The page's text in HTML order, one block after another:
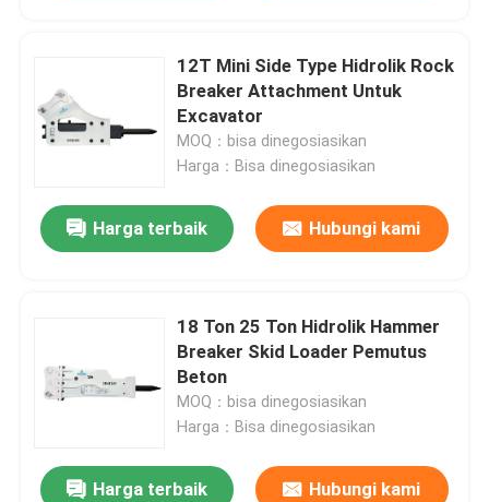
12T Mini Side Type Hidrolik Rock
Breaker Attachment Untuk
Excavator
MOQ：bisa dinegosiasikan
Harga：Bisa dinegosiasikan
Harga terbaik Hubungi kami
18 Ton 25 Ton Hidrolik Hammer
Breaker Skid Loader Pemutus
Beton
MOQ：bisa dinegosiasikan
Harga：Bisa dinegosiasikan
Harga terbaik Hubungi kami